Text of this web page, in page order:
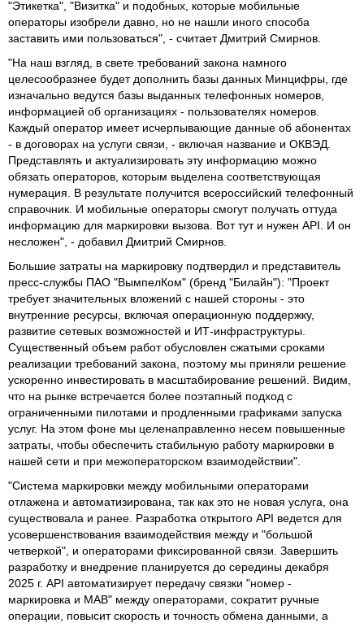
"Этикетка", "Визитка" и подобных, которые мобильные
операторы изобрели давно, но не нашли иного способа
заставить ими пользоваться", - считает Дмитрий Смирнов.
"На наш взгляд, в свете требований закона намного
целесообразнее будет дополнить базы данных Минцифры, где
изначально ведутся базы выданных телефонных номеров,
информацией об организациях - пользователях номеров.
Каждый оператор имеет исчерпывающие данные об абонентах
- в договорах на услуги связи, - включая название и ОКВЭД.
Представлять и актуализировать эту информацию можно
обязать операторов, которым выделена соответствующая
нумерация. В результате получится всероссийский телефонный
справочник. И мобильные операторы смогут получать оттуда
информацию для маркировки вызова. Вот тут и нужен API. И он
несложен", - добавил Дмитрий Смирнов.
Большие затраты на маркировку подтвердил и представитель
пресс-службы ПАО "ВымпелКом" (бренд "Билайн"): "Проект
требует значительных вложений с нашей стороны - это
внутренние ресурсы, включая операционную поддержку,
развитие сетевых возможностей и ИТ-инфраструктуры.
Существенный объем работ обусловлен сжатыми сроками
реализации требований закона, поэтому мы приняли решение
ускоренно инвестировать в масштабирование решений. Видим,
что на рынке встречается более поэтапный подход с
ограниченными пилотами и продленными графиками запуска
услуг. На этом фоне мы целенаправленно несем повышенные
затраты, чтобы обеспечить стабильную работу маркировки в
нашей сети и при межоператорском взаимодействии".
"Система маркировки между мобильными операторами
отлажена и автоматизирована, так как это не новая услуга, она
существовала и ранее. Разработка открытого API ведется для
усовершенствования взаимодействия между и "большой
четверкой", и операторами фиксированной связи. Завершить
разработку и внедрение планируется до середины декабря
2025 г. API автоматизирует передачу связки "номер -
маркировка и МАВ" между операторами, сократит ручные
операции, повысит скорость и точность обмена данными, а